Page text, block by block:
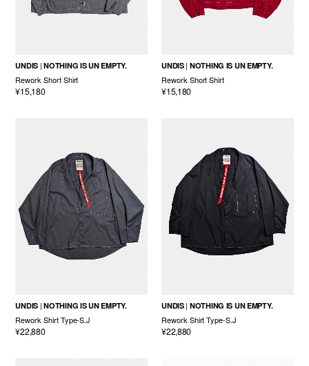
UNDIS NOTHING IS UN EMPTY.
Rework Short Shirt
¥15,180
UNDIS NOTHING IS UN EMPTY.
Rework Short Shirt
¥15,180
UNDIS NOTHING IS UN EMPTY.
Rework Shirt Type-S.J
¥22,880
UNDIS NOTHING IS UN EMPTY.
Rework Shirt Type-S.J
¥22,880